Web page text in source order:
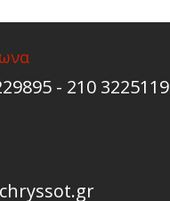
- 210 3225119